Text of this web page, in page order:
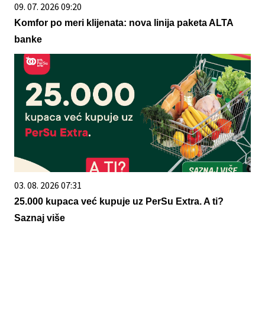
09. 07. 2026 09:20
Komfor po meri klijenata: nova linija paketa ALTA
banke
03. 08. 2026 07:31
25.000 kupaca već kupuje uz PerSu Extra. A ti?
Saznaj više